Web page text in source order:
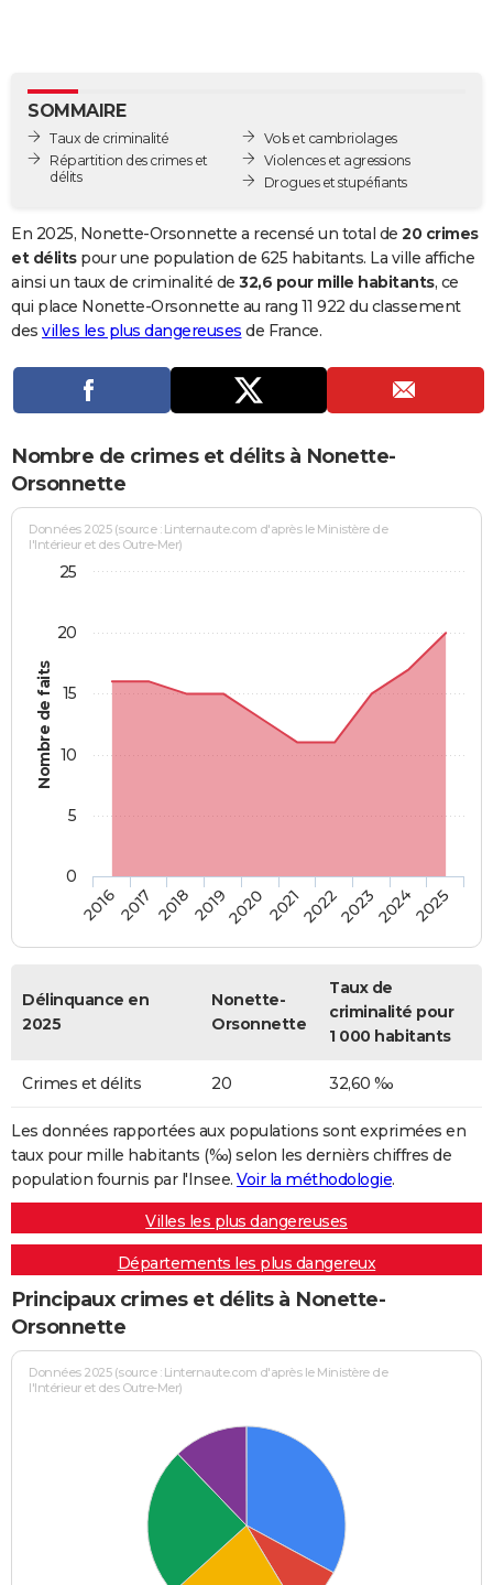
BONS PLANS
CARTE DE VOEUX
Dictionnaire
Biographies
Citations
Expressions
Proverbes
PROGRAMME TV
S'inscrire
Se connecter
Lycées
Collèges
Primaires
Universités
Entreprises
Service militaire
Avis de recherche
AVIS DE DÉCÈS
SOMMAIRE
Taux de criminalité
Répartition des crimes et
délits
Vols et cambriolages
Violences et agressions
Drogues et stupéfiants
En 2025, Nonette-Orsonnette a recensé un total de 20 crimes
et délitspour une population de 625 habitants. La ville affiche
ainsi un taux de criminalité de 32,6 pour mille habitants, ce
qui place Nonette-Orsonnette au rang 11 922 du classement
des villes les plus dangereuses de France.
Nombre de crimes et délits à Nonette-
Orsonnette
Nombre de faits
Données 2025 (source : Linternaute.com d'après le Ministère de
l'Intérieur et des Outre-Mer)
20162017 20182019202020212022202320242025
0
5
10
15
20
25
Délinquance en
2025
Nonette-
Orsonnette
Taux de
criminalité pour
1 000 habitants
Crimes et délits 20 32,60 ‰
Les données rapportées aux populations sont exprimées en
taux pour mille habitants (‰) selon les dernièrs chiffres de
population fournis par l'Insee. Voir la méthodologie.
Villes les plus dangereuses
Départements les plus dangereux
Principaux crimes et délits à Nonette-
Orsonnette
Données 2025 (source : Linternaute.com d'après le Ministère de
l'Intérieur et des Outre-Mer)